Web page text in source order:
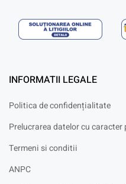
INFORMATII LEGALE
Politica de confidențialitate
Prelucrarea datelor cu caracter
Termeni si conditii
ANPC